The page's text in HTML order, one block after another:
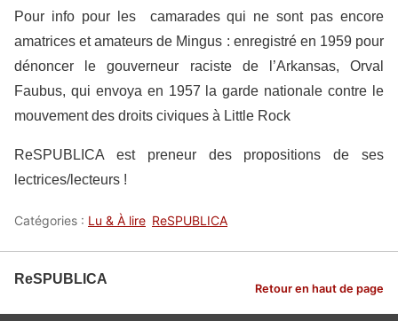
Pour info pour les camarades qui ne sont pas encore
amatrices et amateurs de Mingus : enregistré en 1959 pour
dénoncer le gouverneur raciste de l’Arkansas, Orval
Faubus, qui envoya en 1957 la garde nationale contre le
mouvement des droits civiques à Little Rock
ReSPUBLICA est preneur des propositions de ses
lectrices/lecteurs !
Catégories : Lu & À lire ReSPUBLICA
ReSPUBLICA
Retour en haut de page